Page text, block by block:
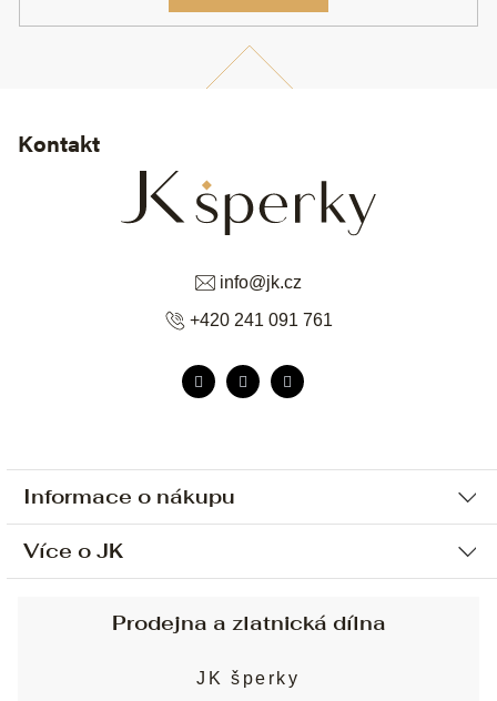
Informace o nákupu
Ochrana osobních údajů
Sjednání osobní schůzky
Obchodní podmínky
Více o JK
Kontakt
info@jk.cz
+420 241 091 761
Prodejna a zlatnická dílna
JK šperky